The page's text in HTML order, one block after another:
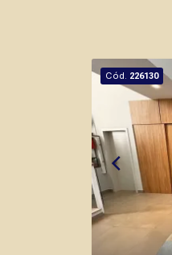
Cód. 226130